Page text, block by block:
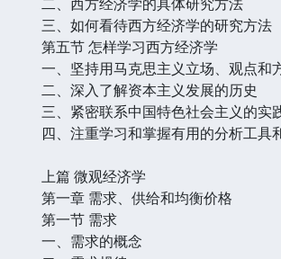
三、如何看待西方经济学的研究方法
第五节 怎样学习西方经济学
一、坚持用马克思主义立场、观点和
二、深入了解资本主义发展的历史
三、紧密联系中国特色社会主义的实
四、注重学习和掌握有用的分析工具
上篇 微观经济学
第一章 需求、供给和均衡价格
第一节 需求
一、需求的概念